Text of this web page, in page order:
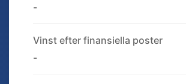
-
Vinst efter finansiella poster
-